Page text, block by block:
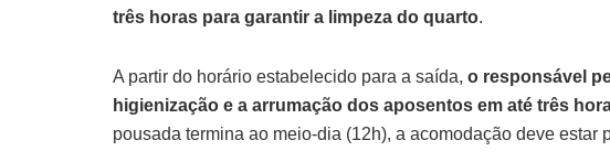
três horas para garantir a limpeza do quarto.
A partir do horário estabelecido para a saída, o responsável
higienização e a arrumação dos aposentos em até três
pousada termina ao meio-dia (12h), a acomodação deve estar